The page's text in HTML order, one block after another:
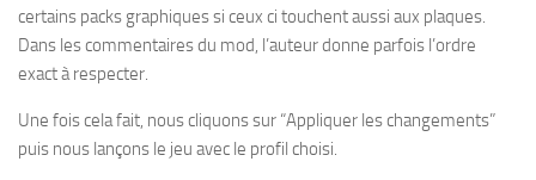
certains packs graphiques si ceux ci touchent aussi aux plaques.
Dans les commentaires du mod, l’auteur donne parfois l’ordre
exact à respecter.
Une fois cela fait, nous cliquons sur “Appliquer les changements”
puis nous lançons le jeu avec le profil choisi.